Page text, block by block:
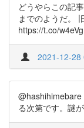
どうやらこの記
までのようだ。
https://t.co/
2021-12-28
る次第です。謎